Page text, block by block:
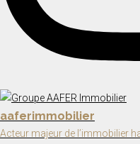
aaferimmobilier
Acteur majeur de l’immobilier